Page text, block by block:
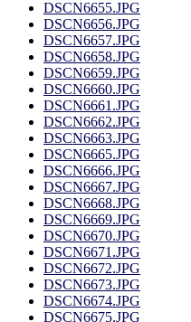
DSCN6655.JPG
DSCN6656.JPG
DSCN6657.JPG
DSCN6658.JPG
DSCN6659.JPG
DSCN6660.JPG
DSCN6661.JPG
DSCN6662.JPG
DSCN6663.JPG
DSCN6665.JPG
DSCN6666.JPG
DSCN6667.JPG
DSCN6668.JPG
DSCN6669.JPG
DSCN6670.JPG
DSCN6671.JPG
DSCN6672.JPG
DSCN6673.JPG
DSCN6674.JPG
DSCN6675.JPG